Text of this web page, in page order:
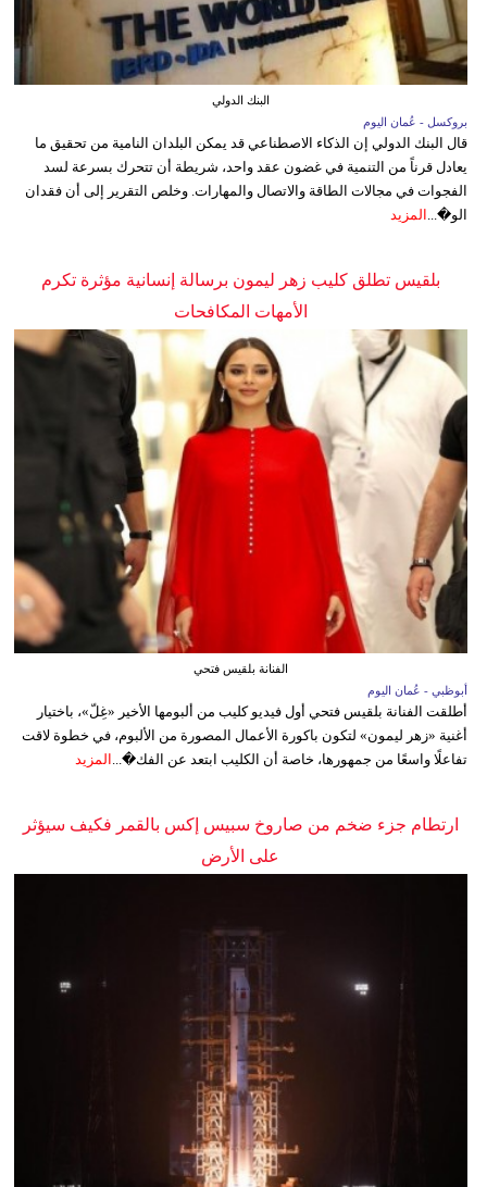
البنك الدولي
بروكسل - عُمان اليوم
قال البنك الدولي إن الذكاء الاصطناعي قد يمكن البلدان النامية من تحقيق ما
يعادل قرناً من التنمية في غضون عقد واحد، شريطة أن تتحرك بسرعة لسد
الفجوات في مجالات الطاقة والاتصال والمهارات. وخلص التقرير إلى أن فقدان
الو�...
المزيد
بلقيس تطلق كليب زهر ليمون برسالة إنسانية مؤثرة تكرم
الأمهات المكافحات
الفنانة بلقيس فتحي
أبوظبي - عُمان اليوم
أطلقت الفنانة بلقيس فتحي أول فيديو كليب من ألبومها الأخير «غِلّ»، باختيار
أغنية «زهر ليمون» لتكون باكورة الأعمال المصورة من الألبوم، في خطوة لاقت
تفاعلًا واسعًا من جمهورها، خاصة أن الكليب ابتعد عن الفك�... المزيد
ارتطام جزء ضخم من صاروخ سبيس إكس بالقمر فكيف سيؤثر
على الأرض